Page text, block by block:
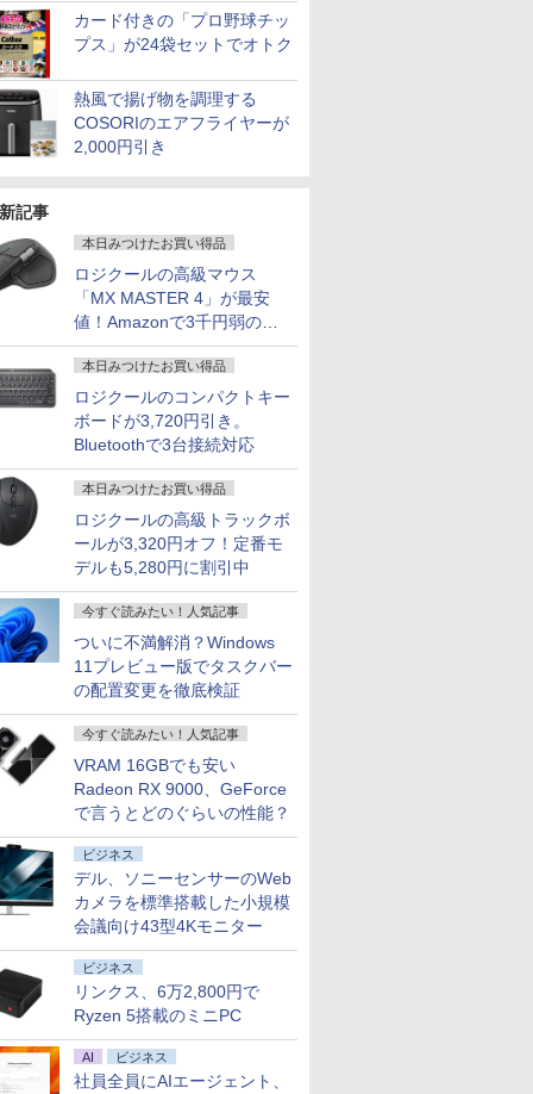
カード付きの「プロ野球チッ
プス」が24袋セットでオトク
熱風で揚げ物を調理する
COSORIのエアフライヤーが
2,000円引き
記事
本日みつけたお買い得品
ロジクールの高級マウス
「MX MASTER 4」が最安
値！Amazonで3千円弱の割
引
本日みつけたお買い得品
ロジクールのコンパクトキー
ボードが3,720円引き。
Bluetoothで3台接続対応
本日みつけたお買い得品
ロジクールの高級トラックボ
ールが3,320円オフ！定番モ
デルも5,280円に割引中
今すぐ読みたい！人気記事
ついに不満解消？Windows
11プレビュー版でタスクバー
の配置変更を徹底検証
今すぐ読みたい！人気記事
VRAM 16GBでも安い
Radeon RX 9000、GeForce
で言うとどのぐらいの性能？
ビジネス
デル、ソニーセンサーのWeb
カメラを標準搭載した小規模
会議向け43型4Kモニター
ビジネス
リンクス、6万2,800円で
Ryzen 5搭載のミニPC
AI ビジネス
社員全員にAIエージェント、